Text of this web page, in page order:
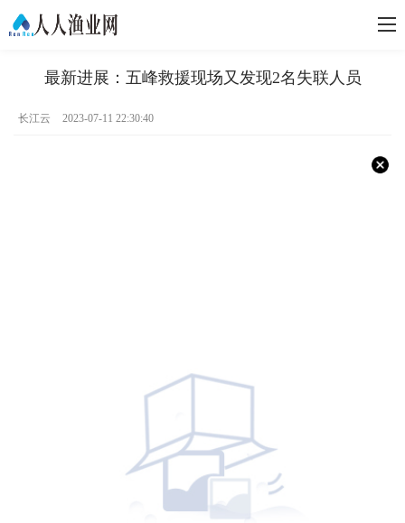
最新进展：五峰救援现场又发现2名失联人员
长江云 2023-07-11 22:30:40